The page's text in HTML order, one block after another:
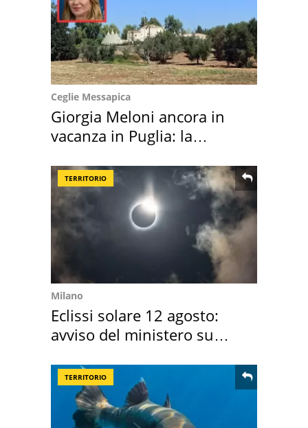
Ceglie Messapica
Giorgia Meloni ancora in
vacanza in Puglia: la
TERRITORIO
Milano
Eclissi solare 12 agosto:
avviso del ministero su
TERRITORIO